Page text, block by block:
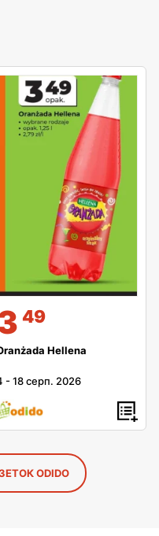
49
Hellena
-18 серп. 2026
ODIDO